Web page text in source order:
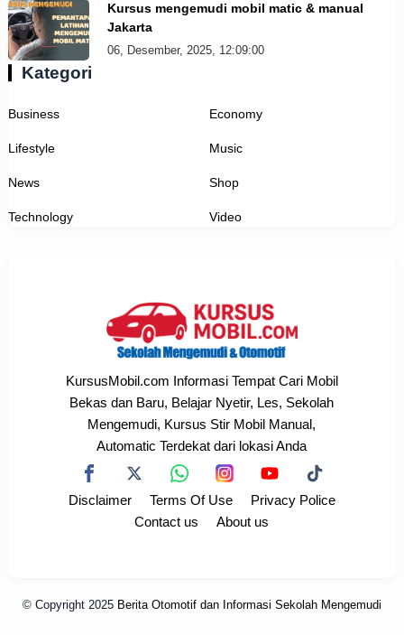
Kursus mengemudi mobil matic & manual
Jakarta
06, Desember, 2025, 12:09:00
Kategori
Business Economy
Lifestyle Music
News Shop
Technology Video
KursusMobil.com Informasi Tempat Cari Mobil
Bekas dan Baru, Belajar Nyetir, Les, Sekolah
Mengemudi, Kursus Stir Mobil Manual,
Automatic Terdekat dari lokasi Anda
Disclaimer Terms Of Use
Privacy Police
Contact us
About us
© Copyright 2025 Berita Otomotif dan Informasi Sekolah Mengemudi